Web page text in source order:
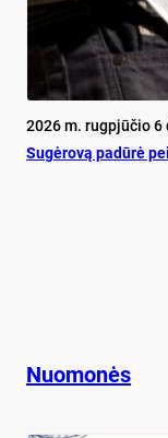
2026 m. rugpjūčio 6
Su­gė­ro­vą pa­dū­rė
Nuomonės